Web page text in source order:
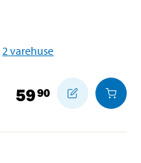
2 varehuse
5990